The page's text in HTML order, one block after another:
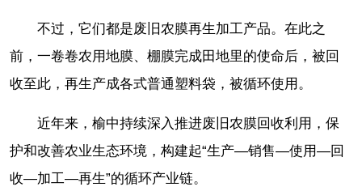
不过，它们都是废旧农膜再生加工产品。在此之
前，一卷卷农用地膜、棚膜完成田地里的使命后，被回
收至此，再生产成各式普通塑料袋，被循环使用。
近年来，榆中持续深入推进废旧农膜回收利用，保
护和改善农业生态环境，构建起“生产—销售—使用—回
收—加工—再生”的循环产业链。